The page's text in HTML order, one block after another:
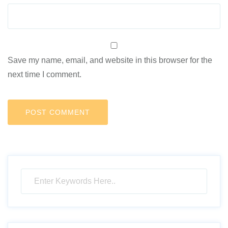
Save my name, email, and website in this browser for the
next time I comment.